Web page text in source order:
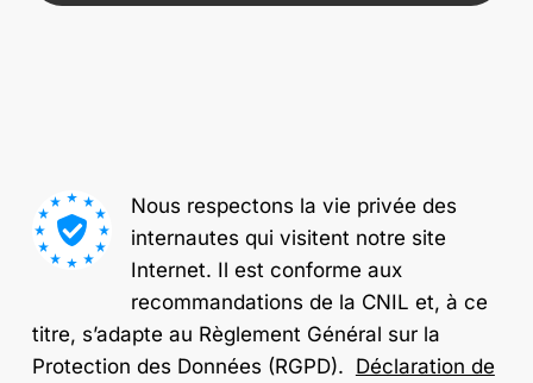
Nous respectons la vie privée des
internautes qui visitent notre site
Internet. Il est conforme aux
recommandations de la CNIL et, à ce
titre, s’adapte au Règlement Général sur la
Protection des Données (RGPD). Déclaration de